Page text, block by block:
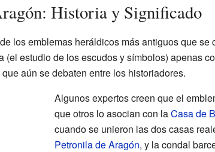
Historia y Significado
los emblemas heráldicos más antiguos que se
(el estudio de los escudos y símbolos) apenas
aún se debaten entre los historiadores.
Algunos expertos creen que el
que otros lo asocian con laCasa de
cuando se unieron las dos casas
Petronila de Aragón, y la condal